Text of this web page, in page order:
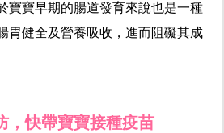
寶寶早期的腸道發育來說也是一種
胃健全及營養吸收，進而阻礙其成
，快帶寶寶接種疫苗